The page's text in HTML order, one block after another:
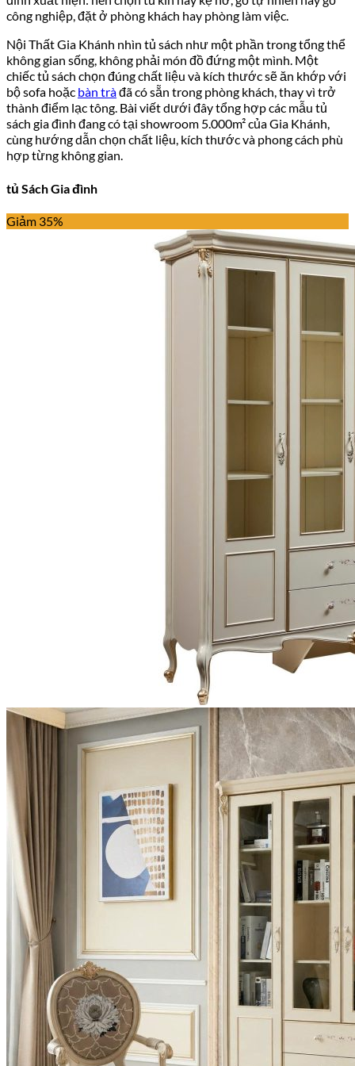
công nghiệp, đặt ở phòng khách hay phòng làm việc.
Nội Thất Gia Khánh nhìn tủ sách như một phần trong tổng thể
không gian sống, không phải món đồ đứng một mình. Một
chiếc tủ sách chọn đúng chất liệu và kích thước sẽ ăn khớp với
bộ sofa hoặc bàn tràđã có sẵn trong phòng khách, thay vì trở
thành điểm lạc tông. Bài viết dưới đây tổng hợp các mẫu tủ
sách gia đình đang có tại showroom 5.000m² của Gia Khánh,
cùng hướng dẫn chọn chất liệu, kích thước và phong cách phù
hợp từng không gian.
tủ Sách Gia đình
Giảm 35%